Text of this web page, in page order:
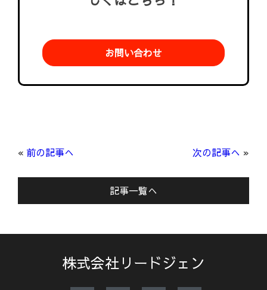
お問い合わせ
« 前の記事へ 次の記事へ »
記事一覧へ
株式会社リードジェン